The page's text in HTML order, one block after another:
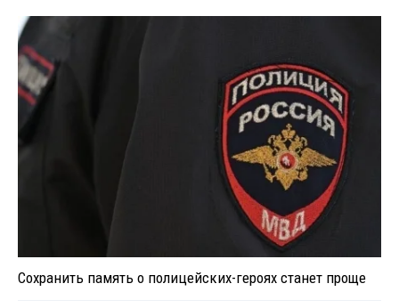
Сохранить память о полицейских-героях станет проще